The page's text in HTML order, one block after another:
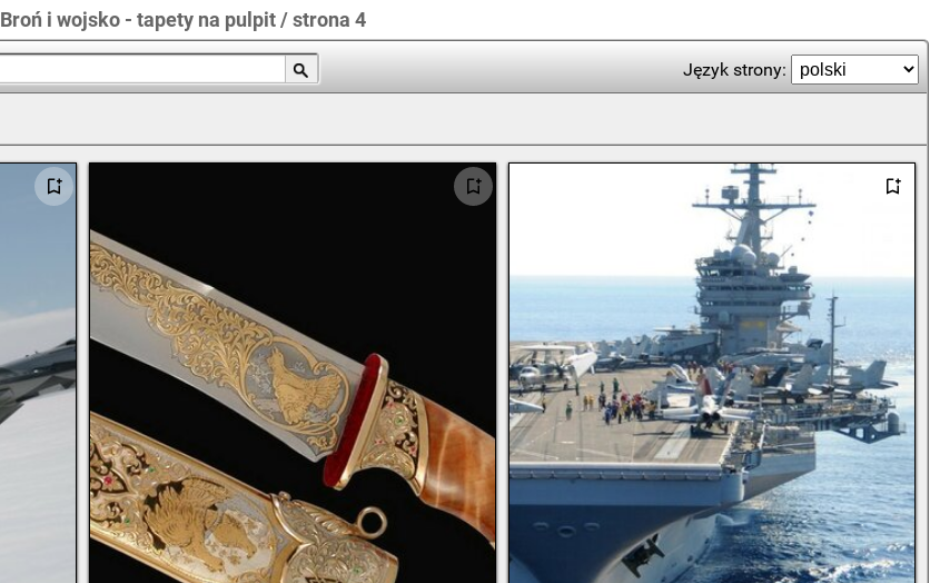
Broń i wojsko - tapety na pulpit / strona 4
Język strony: